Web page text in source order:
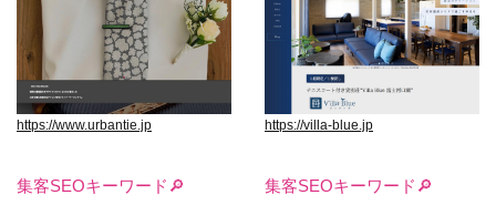
https://www.urbantie.jp
集客SEOキーワード🔎
https://villa-blue.jp
集客SEOキーワード🔎